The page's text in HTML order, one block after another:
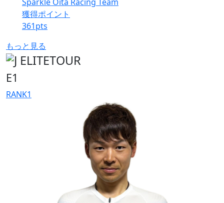
獲得ポイント
361pts
もっと見る
E1
RANK1